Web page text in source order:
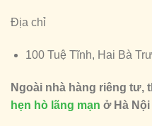
Địa chỉ
100 Tuệ Tĩnh, Hai Bà
Ngoài nhà hàng riêng tư,
hẹn hò lãng mạn ở Hà Nội